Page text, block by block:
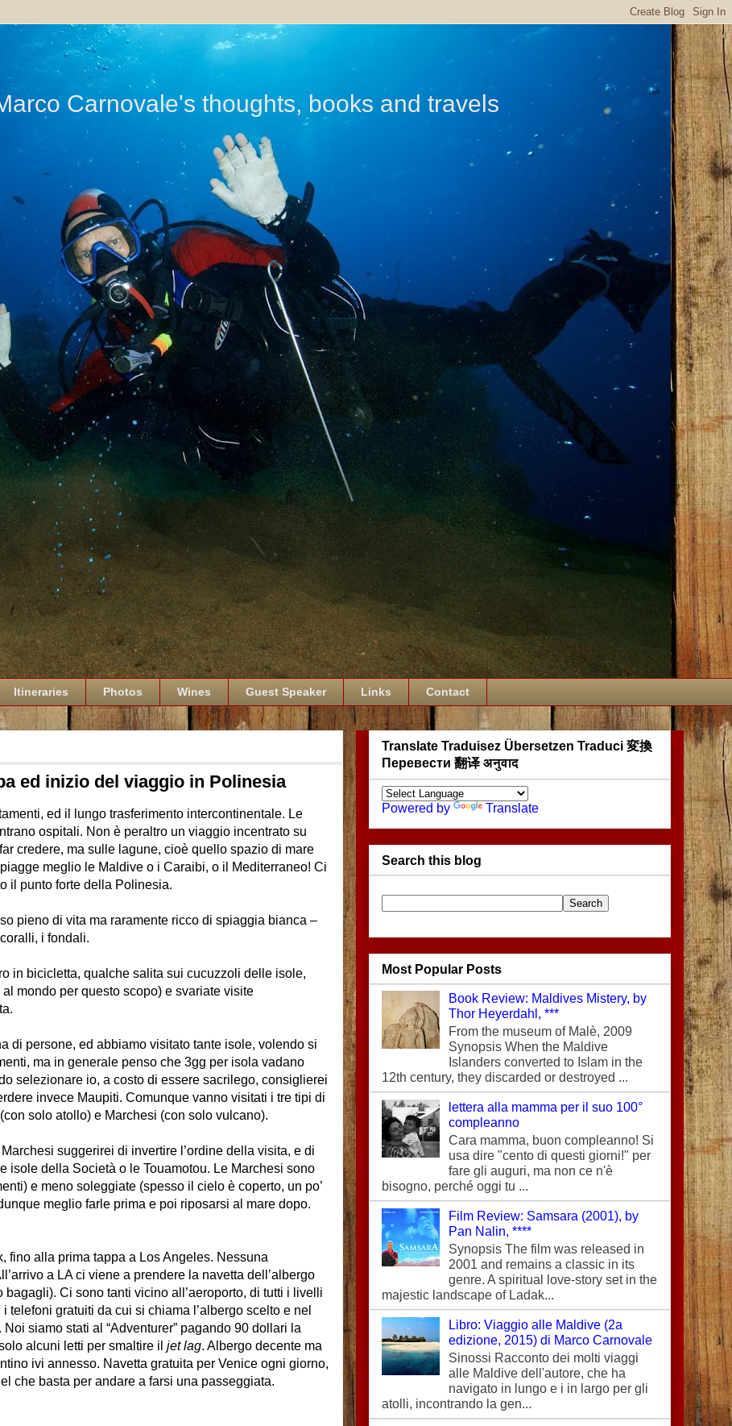
Carnovale's thoughts, books and travels
Itineraries Photos Wines Guest Speaker Links Contact
ed inizio del viaggio in Polinesia
ed il lungo trasferimento intercontinentale. Le
ospitali. Non è peraltro un viaggio incentrato su
credere, ma sulle lagune, cioè quello spazio di mare
meglio le Maldive o i Caraibi, o il Mediterraneo! Ci
il punto forte della Polinesia.
pieno di vita ma raramente ricco di spiaggia bianca –
i fondali.
in bicicletta, qualche salita sui cucuzzoli delle isole,
mondo per questo scopo) e svariate visite
di persone, ed abbiamo visitato tante isole, volendo si
ma in generale penso che 3gg per isola vadano
selezionare io, a costo di essere sacrilego, consiglierei
invece Maupiti. Comunque vanno visitati i tre tipi di
solo atollo) e Marchesi (con solo vulcano).
suggerirei di invertire l’ordine della visita, e di
isole della Società o le Touamotou. Le Marchesi sono
e meno soleggiate (spesso il cielo è coperto, un po’
meglio farle prima e poi riposarsi al mare dopo.
fino alla prima tappa a Los Angeles. Nessuna
a LA ci viene a prendere la navetta dell’albergo
Ci sono tanti vicino all’aeroporto, di tutti i livelli
gratuiti da cui si chiama l’albergo scelto e nel
siamo stati al “Adventurer” pagando 90 dollari la
alcuni letti per smaltire il jet lag. Albergo decente ma
ivi annesso. Navetta gratuita per Venice ogni giorno,
che basta per andare a farsi una passeggiata.
Translate Traduisez Übersetzen Traduci 変換
Перевести 翻译 अनुवाद
Powered by Translate
Search this blog
Most Popular Posts
Book Review: Maldives Mistery, by
Thor Heyerdahl, ***
From the museum of Malè, 2009
Synopsis When the Maldive
Islanders converted to Islam in the
12th century, they discarded or destroyed ...
lettera alla mamma per il suo 100°
compleanno
Cara mamma, buon compleanno! Si
usa dire "cento di questi giorni!" per
fare gli auguri, ma non ce n'è
bisogno, perché oggi tu ...
Film Review: Samsara (2001), by
Pan Nalin, ****
Synopsis The film was released in
2001 and remains a classic in its
genre. A spiritual love-story set in the
majestic landscape of Ladak...
Libro: Viaggio alle Maldive (2a
edizione, 2015) di Marco Carnovale
Sinossi Racconto dei molti viaggi
alle Maldive dell'autore, che ha
navigato in lungo e i in largo per gli
atolli, incontrando la gen...